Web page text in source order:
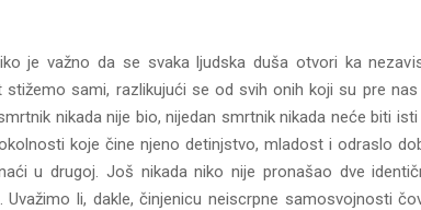
je važno da se svaka ljudska duša otvori ka
stižemo sami, razlikujući se od svih onih koji su pre
nikada nije bio, nijedan smrtnik nikada neće biti
koje čine njeno detinjstvo, mladost i odraslo
u drugoj. Još nikada niko nije pronašao dve
Uvažimo li, dakle, činjenicu neiscrpne samosvojnosti